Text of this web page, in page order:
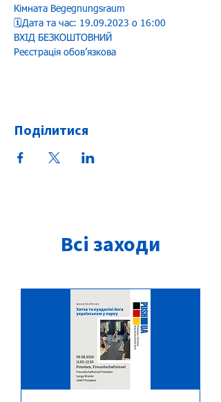
Кімната Begegnungsraum
🗓️Дата та час: 19.09.2023 о 16:00
ВХІД БЕЗКОШТОВНИЙ
Реєстрація обовʼязкова
Поділитися
Всі заходи